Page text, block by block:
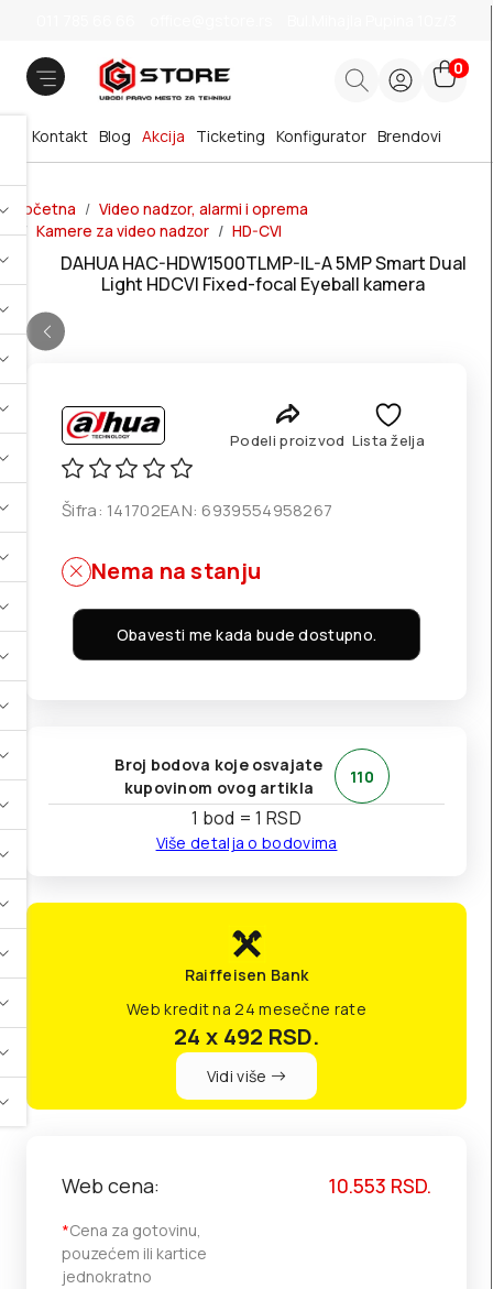
0
Brendovi
Blog Akcija
Kontakt Ticketing Konfigurator
Početna
Video nadzor, alarmi i oprema
Kamere za video nadzor
HD-CVI
DAHUA HAC-HDW1500TLMP-IL-A 5MP Smart Dual
Light HDCVI Fixed-focal Eyeball kamera
Podeli proizvod Lista želja
Šifra: 141702EAN: 6939554958267
Nema na stanju
Obavesti me kada bude dostupno.
Broj bodova koje osvajate
kupovinom ovog artikla
110
1 bod = 1 RSD
Više detalja o bodovima
Raiffeisen Bank
Web kredit na 24 mesečne rate
24 x 492 RSD.
Vidi više
Web cena:
*Cena za gotovinu,
pouzećem ili kartice
jednokratno
10.553 RSD.